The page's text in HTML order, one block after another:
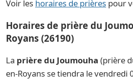
Voir les horaires de prières pour
Horaires de prière du
Royans (26190)
La prière du Joumouha (prière
en-Royans se tiendra le